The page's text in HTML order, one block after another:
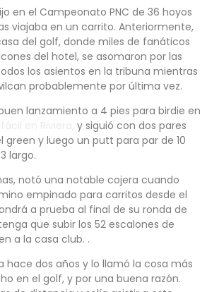
en el Campeonato PNC de 36 hoyos
viajaba en un carrito. Anteriormente,
del golf, donde miles de fanáticos
del hotel, se asomaron por las
los asientos en la tribuna mientras
probablemente por última vez.
lanzamiento a 4 pies para birdie en
y siguió con dos pares
green y luego un putt para par de 10
largo.
notó una notable cojera cuando
empinado para carritos desde el
a prueba al final de su ronda de
que subir los 52 escalones de
a la casa club. .
hace dos años y lo llamó la cosa más
en el golf, y por una buena razón.